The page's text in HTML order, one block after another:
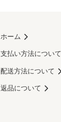
ホーム
支払い方法について
配送方法について
返品について